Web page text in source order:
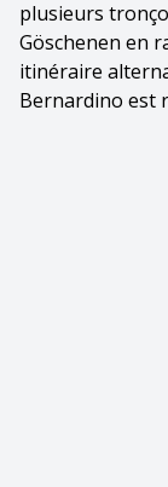
plusieurs
Göschenen en
itinéraire
Bernardino est